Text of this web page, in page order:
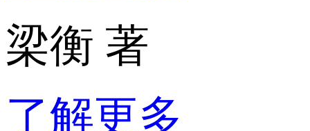
梁衡 著
了解更多